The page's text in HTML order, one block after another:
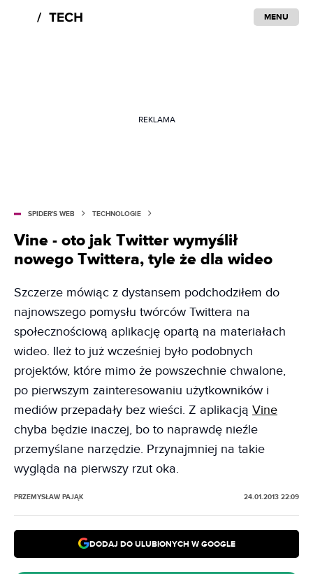
MENU
REKLAMA
SPIDER'S WEB TECHNOLOGIE
Vine - oto jak Twitter wymyślił
nowego Twittera, tyle że dla wideo
Szczerze mówiąc z dystansem podchodziłem do
najnowszego pomysłu twórców Twittera na
społecznościową aplikację opartą na materiałach
wideo. Ileż to już wcześniej było podobnych
projektów, które mimo że powszechnie chwalone,
po pierwszym zainteresowaniu użytkowników i
mediów przepadały bez wieści. Z aplikacją Vine
chyba będzie inaczej, bo to naprawdę nieźle
przemyślane narzędzie. Przynajmniej na takie
wygląda na pierwszy rzut oka.
PRZEMYSŁAW PAJĄK 24.01.2013 22:09
DODAJ DO ULUBIONYCH W GOOGLE